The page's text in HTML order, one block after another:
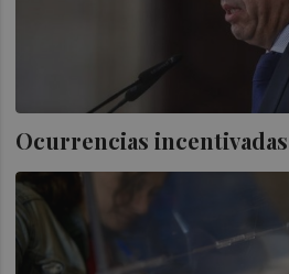
Ocurrencias incentivadas